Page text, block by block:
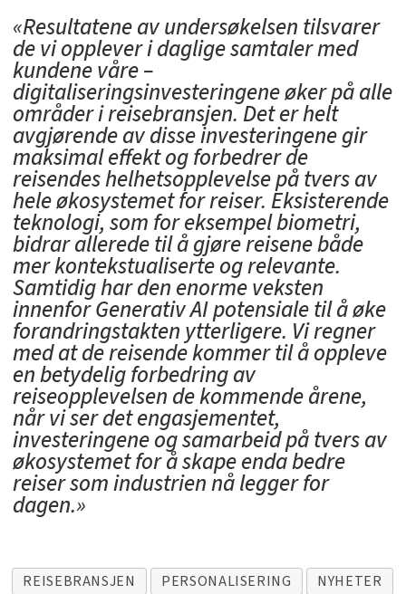
«Resultatene av undersøkelsen tilsvarer
de vi opplever i daglige samtaler med
kundene våre –
digitaliseringsinvesteringene øker på alle
områder i reisebransjen. Det er helt
avgjørende av disse investeringene gir
maksimal effekt og forbedrer de
reisendes helhetsopplevelse på tvers av
hele økosystemet for reiser. Eksisterende
teknologi, som for eksempel biometri,
bidrar allerede til å gjøre reisene både
mer kontekstualiserte og relevante.
Samtidig har den enorme veksten
innenfor Generativ AI potensiale til å øke
forandringstakten ytterligere. Vi regner
med at de reisende kommer til å oppleve
en betydelig forbedring av
reiseopplevelsen de kommende årene,
når vi ser det engasjementet,
investeringene og samarbeid på tvers av
økosystemet for å skape enda bedre
reiser som industrien nå legger for
dagen.»
REISEBRANSJEN PERSONALISERING NYHETER